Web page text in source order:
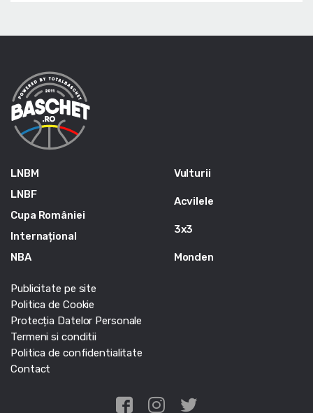
LNBM
LNBF
Cupa României
Internațional
NBA
Vulturii
Acvilele
3x3
Monden
Publicitate pe site
Politica de Cookie
Protecția Datelor Personale
Termeni si conditii
Politica de confidentialitate
Contact